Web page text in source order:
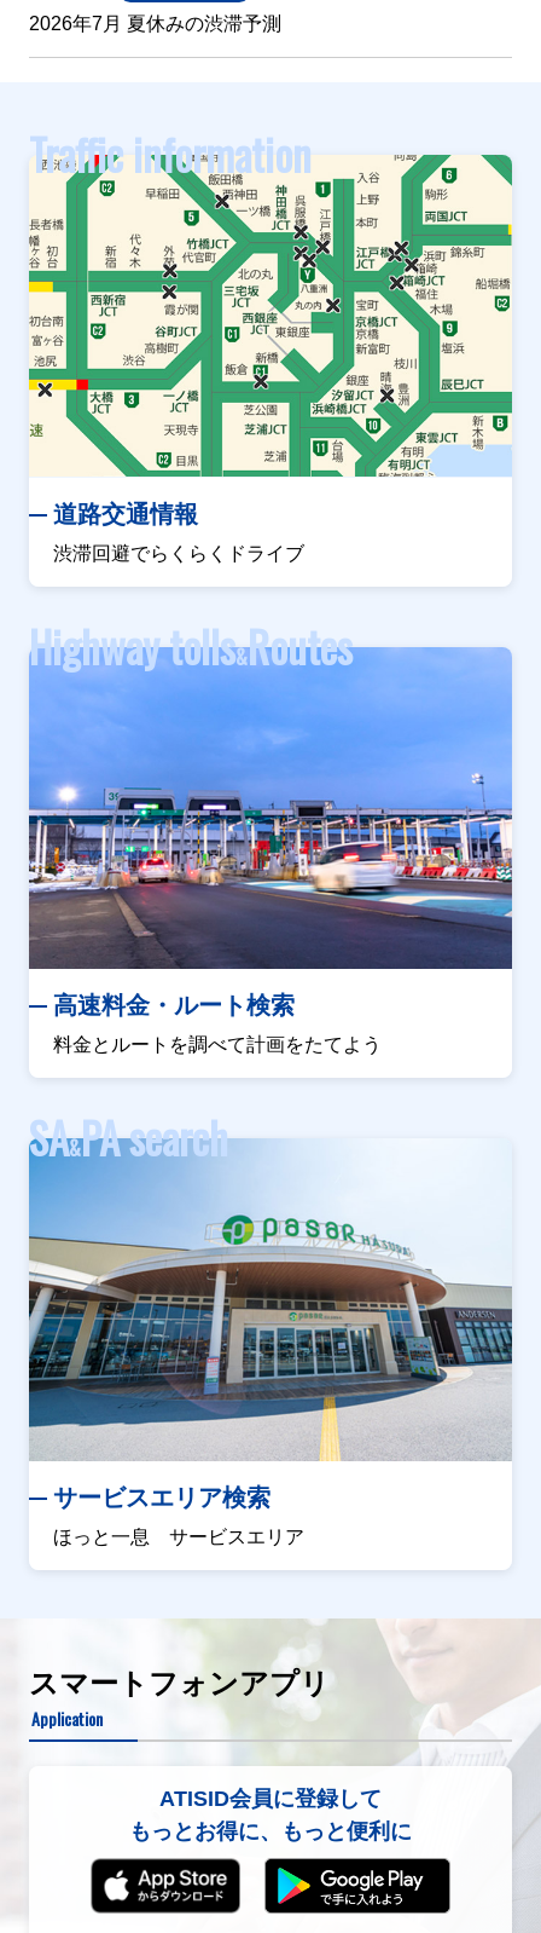
2026年7月 夏休みの渋滞予測
Traffic information
道路交通情報
渋滞回避でらくらくドライブ
Highway tolls&Routes
高速料金・ルート検索
料金とルートを調べて計画をたてよう
SA&PA search
サービスエリア検索
ほっと一息 サービスエリア
スマートフォンアプリ
Application
ATISID会員に登録して
もっとお得に、もっと便利に